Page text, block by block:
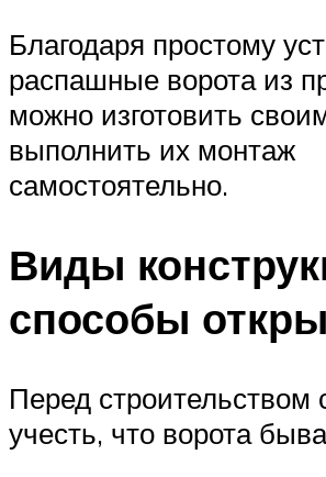
Благодаря простому
распашные ворота из
можно изготовить
выполнить их монтаж
самостоятельно.
Виды
способы
Перед строительством
учесть, что ворота